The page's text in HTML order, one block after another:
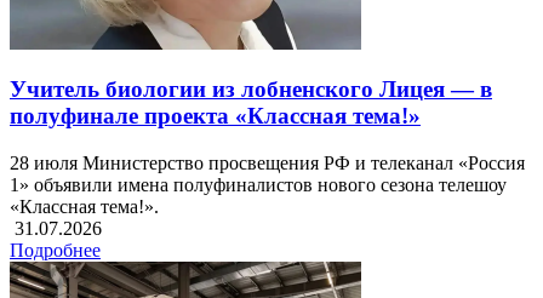
Учитель биологии из лобненского Лицея — в
полуфинале проекта «Классная тема!»
28 июля Министерство просвещения РФ и телеканал «Россия
1» объявили имена полуфиналистов нового сезона телешоу
«Классная тема!».
31.07.2026
Подробнее